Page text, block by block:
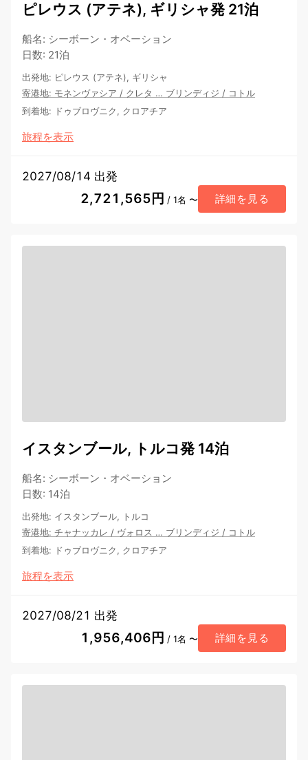
ピレウス (アテネ), ギリシャ発 21泊
船名: シーボーン・オベーション
日数: 21泊
出発地: ピレウス (アテネ), ギリシャ
寄港地: モネンヴァシア / クレタ … ブリンディジ / コトル
到着地: ドゥブロヴニク, クロアチア
旅程を表示
2027/08/14 出発
2,721,565円 / 1名 〜 詳細を見る
イスタンブール, トルコ発 14泊
船名: シーボーン・オベーション
日数: 14泊
出発地: イスタンブール, トルコ
寄港地: チャナッカレ / ヴォロス … ブリンディジ / コトル
到着地: ドゥブロヴニク, クロアチア
旅程を表示
2027/08/21 出発
1,956,406円 / 1名 〜 詳細を見る